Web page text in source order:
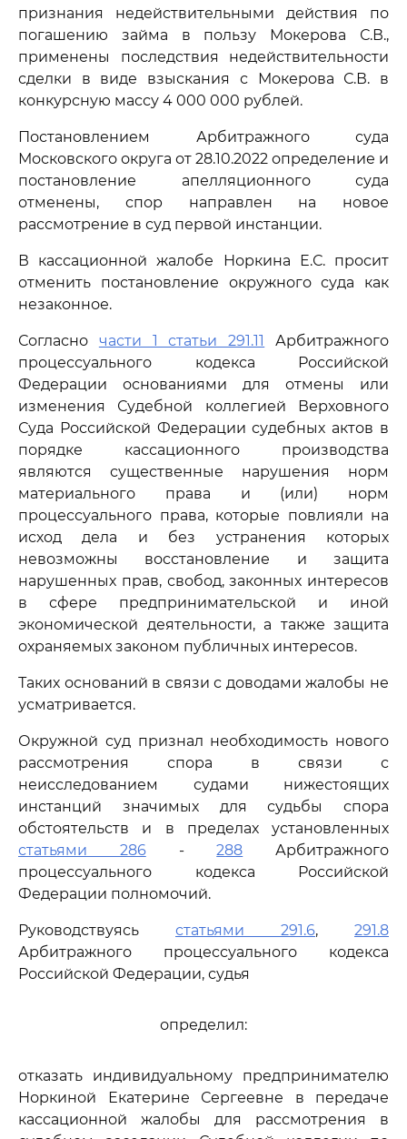
признания недействительными действия по
погашению займа в пользу Мокерова С.В.,
применены последствия недействительности
сделки в виде взыскания с Мокерова С.В. в
конкурсную массу 4 000 000 рублей.
Постановлением Арбитражного суда
Московского округа от 28.10.2022 определение и
постановление апелляционного суда
отменены, спор направлен на новое
рассмотрение в суд первой инстанции.
В кассационной жалобе Норкина Е.С. просит
отменить постановление окружного суда как
незаконное.
Согласно части 1 статьи 291.11
Арбитражного
процессуального кодекса Российской
Федерации основаниями для отмены или
изменения Судебной коллегией Верховного
Суда Российской Федерации судебных актов в
порядке кассационного производства
являются существенные нарушения норм
материального права и (или) норм
процессуального права, которые повлияли на
исход дела и без устранения которых
невозможны восстановление и защита
нарушенных прав, свобод, законных интересов
в сфере предпринимательской и иной
экономической деятельности, а также защита
охраняемых законом публичных интересов.
Таких оснований в связи с доводами жалобы не
усматривается.
Окружной суд признал необходимость нового
рассмотрения спора в связи с
неисследованием судами нижестоящих
инстанций значимых для судьбы спора
обстоятельств и в пределах установленных
статьями 286-288 Арбитражного
процессуального кодекса Российской
Федерации полномочий.
Руководствуясь статьями 291.6, 291.8
Арбитражного процессуального кодекса
Российской Федерации, судья
определил:
отказать индивидуальному предпринимателю
Норкиной Екатерине Сергеевне в передаче
кассационной жалобы для рассмотрения в